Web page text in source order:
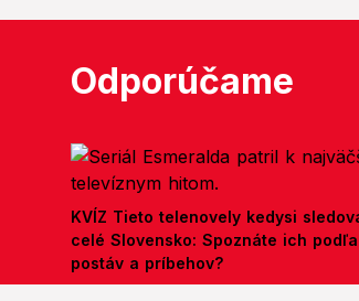
Odporúčame
KVÍZ Tieto telenovely kedysi
celé Slovensko: Spoznáte ich podľa
postáv a príbehov?